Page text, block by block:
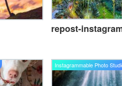
repost-
Instagrammable Photo